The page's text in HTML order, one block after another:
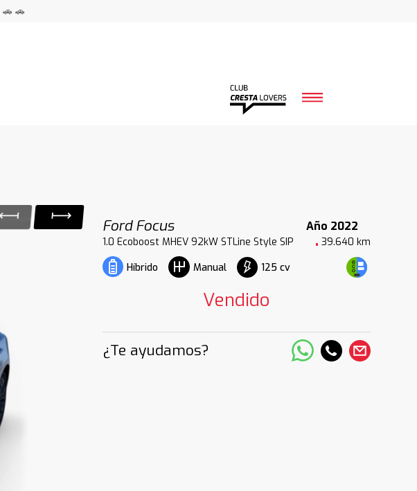
🚗
Ford Focus
Año 2022
1.0 Ecoboost MHEV 92kW STLine Style SIP
39.640 km
Híbrido
Manual 125 cv
Vendido
¿Te ayudamos?